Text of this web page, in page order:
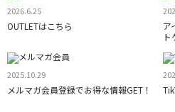
2026.6.25
OUTLETはこちら
ア
ト
2025.10.29
メルマガ会員登録でお得な情報GET！